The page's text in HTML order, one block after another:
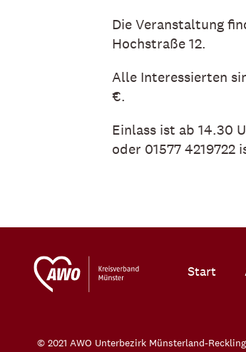
Die Veranstaltung
Hochstraße 12.
Alle Interessierten
€.
Einlass ist ab 14.30
oder 01577 4219722
Start
© 2021 AWO Unterbezirk Münsterland-